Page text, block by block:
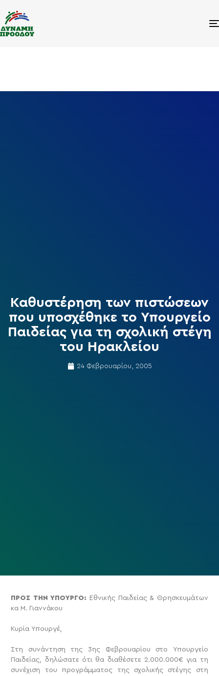
Καθυστέρηση των πιστώσεων
που υποσχέθηκε το Υπουργείο
Παιδείας για τη σχολική στέγη
του Ηρακλείου
24 Φεβρουαρίου, 2005
ΠΡΟΣ ΤΗΝ ΥΠΟΥΡΓΟ: Εθνικής Παιδείας & Θρησκευμάτων
κα Μ. Γιαννάκου
Κυρία Υπουργέ,
Στη συνάντηση της 3ης Φεβρουαρίου στο Υπουργείο
Παιδείας, δηλώσατε ότι θα διαθέσετε 2.000.000€ για τη
συνέχιση του προγράμματος της σχολικής στέγης στη